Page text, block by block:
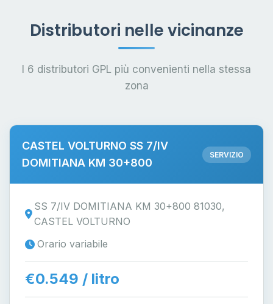
Distributori nelle vicinanze
I 6 distributori GPL più convenienti nella stessa
zona
CASTEL VOLTURNO SS 7/IV
DOMITIANA KM 30+800
SERVIZIO
SS 7/IV DOMITIANA KM 30+800 81030,
CASTEL VOLTURNO
Orario variabile
€0.549 / litro